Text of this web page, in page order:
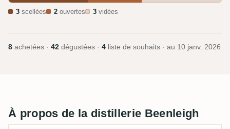
3 scellées 2 ouvertes 3 vidées
8 achetées · 42 dégustées · 4 liste de souhaits · au 10 janv. 2026
À propos de la distillerie Beenleigh